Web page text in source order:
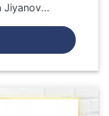
Jiyanov...